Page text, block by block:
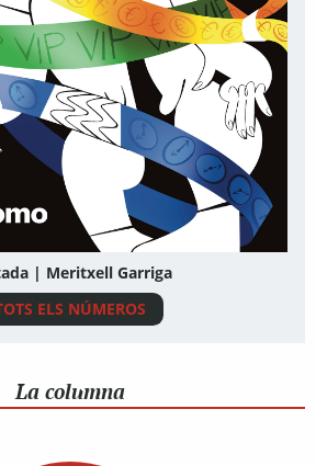
| Meritxell Garriga
ELS NÚMEROS
La columna